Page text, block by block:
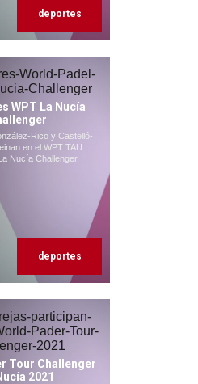
deportes
WPT La Nucía
Rico y Castelló-
en el WPT TAU
Nucía Challenger
deportes
Tour Challenger
2021